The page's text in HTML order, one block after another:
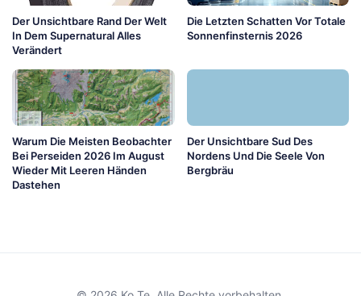
Der Unsichtbare Rand Der Welt
In Dem Supernatural Alles
Verändert
Die Letzten Schatten Vor Totale
Sonnenfinsternis 2026
Warum Die Meisten Beobachter
Bei Perseiden 2026 Im August
Wieder Mit Leeren Händen
Dastehen
Der Unsichtbare Sud Des
Nordens Und Die Seele Von
Bergbräu